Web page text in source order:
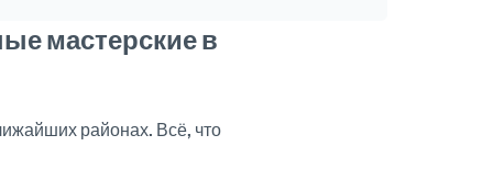
мастерские в
районах. Всё, что